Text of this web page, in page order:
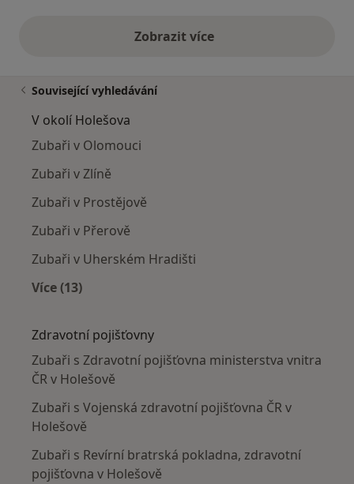
Zobrazit vícevýše uvedené názory
Související vyhledávání
V okolí Holešova
Zubaři v Olomouci
Zubaři v Zlíně
Zubaři v Prostějově
Zubaři v Přerově
Zubaři v Uherském Hradišti
Více (13)
Zdravotní pojišťovny
Zubaři s Zdravotní pojišťovna ministerstva vnitra
ČR v Holešově
Zubaři s Vojenská zdravotní pojišťovna ČR v
Holešově
Zubaři s Revírní bratrská pokladna, zdravotní
pojišťovna v Holešově